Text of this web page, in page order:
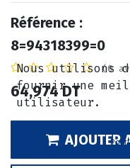
Référence :
8=94318399=0
(0
64,974DT
AJOUTER
Nous utilisons
fournir une
utilisateur.